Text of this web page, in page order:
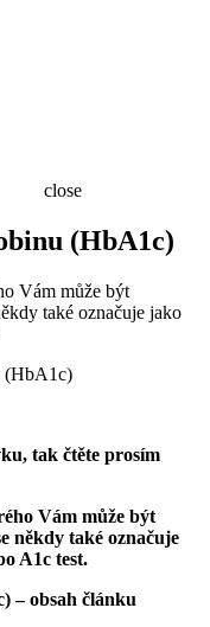
close
(HbA1c)
Vám může být
také označuje jako
(HbA1c)
tak čtěte prosím
Vám může být
někdy také označuje
A1c test.
– obsah článku